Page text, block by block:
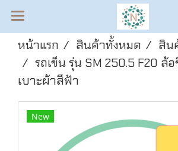
หน้าแรก สินค้าทั้งหมด
สิน
รถเข็น รุ่น SM 250.5 F20
เบาะผ้าสีฟ้า
New